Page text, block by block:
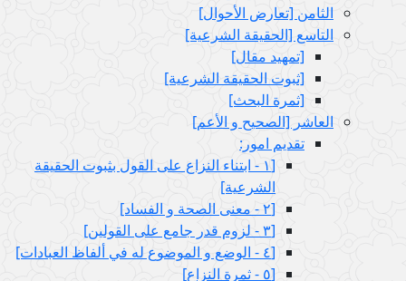
الثامن‏ [تعارض الأحوال‏]
التاسع‏ [الحقيقة الشرعية]
[تمهيد مقال‏]
[ثبوت الحقيقة الشرعية]
[ثمرة البحث‏]
العاشر [الصحيح و الأعم‏]
تقديم امور:
[١ - ابتناء النزاع على القول بثبوت الحقيقة
الشرعية]
[٢ - معنى الصحة و الفساد]
[٣ - لزوم قدر جامع على القولين‏]
[٤ - الوضع و الموضوع له في ألفاظ العبادات‏]
[٥ - ثمرة النزاع‏]